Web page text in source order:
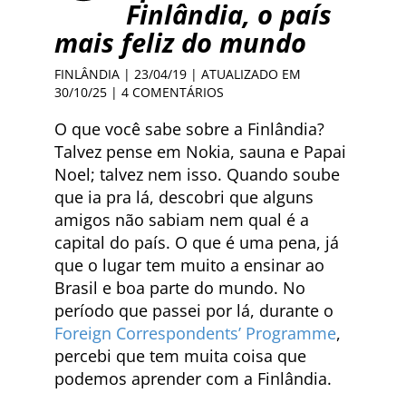
Finlândia, o país
mais feliz do mundo
FINLÂNDIA | 23/04/19 | ATUALIZADO EM
30/10/25 | 4 COMENTÁRIOS
O que você sabe sobre a Finlândia?
Talvez pense em Nokia, sauna e Papai
Noel; talvez nem isso. Quando soube
que ia pra lá, descobri que alguns
amigos não sabiam nem qual é a
capital do país. O que é uma pena, já
que o lugar tem muito a ensinar ao
Brasil e boa parte do mundo. No
período que passei por lá, durante o
Foreign Correspondents’ Programme,
percebi que tem muita coisa que
podemos aprender com a Finlândia.